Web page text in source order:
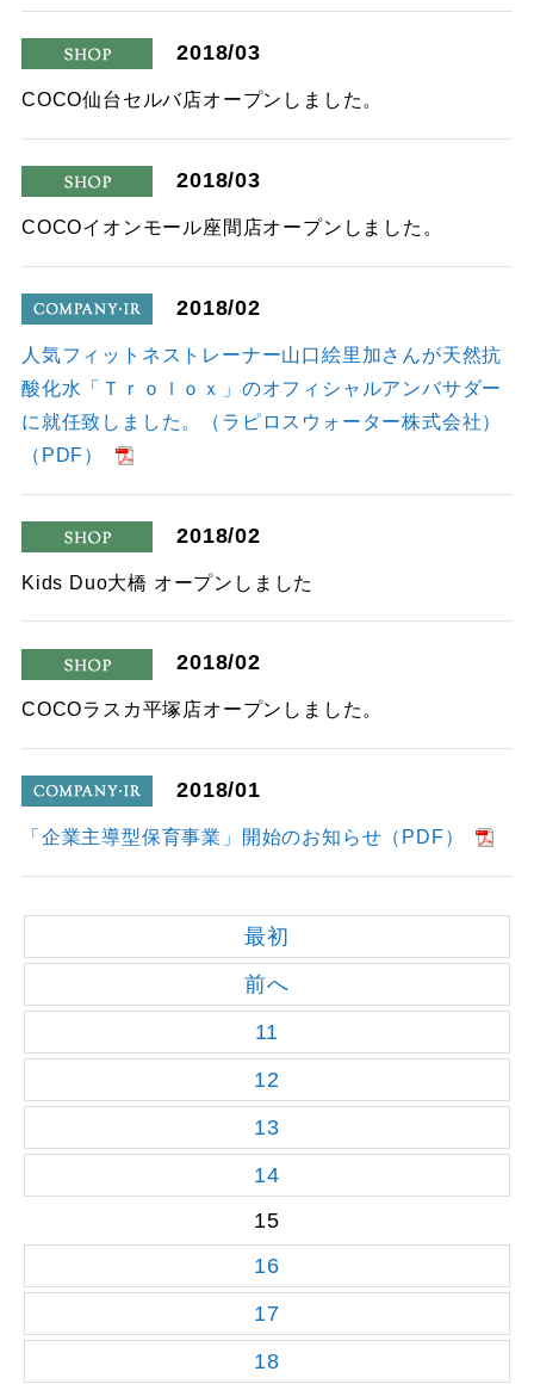
shop
2018/03
COCO仙台セルバ店オープンしました。
shop
2018/03
COCOイオンモール座間店オープンしました。
company
2018/02
人気フィットネストレーナー山口絵里加さんが天然抗
酸化水「Ｔｒｏｌｏｘ」のオフィシャルアンバサダー
に就任致しました。（ラピロスウォーター株式会社）
（PDF）
shop
2018/02
Kids Duo大橋 オープンしました
shop
2018/02
COCOラスカ平塚店オープンしました。
company
2018/01
「企業主導型保育事業」開始のお知らせ（PDF）
最初
前へ
11
12
13
14
15
16
17
18